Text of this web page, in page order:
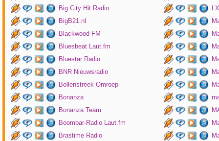
Big City Hit Radio
BigB21.nl
Blackwood FM
Bluesbeat Laut.fm
Bluestar Radio
BNR Nieuwsradio
Bollenstreek Omroep
Bonanza
Bonanza Team
Boombar-Radio Laut.fm
Brastime Radio